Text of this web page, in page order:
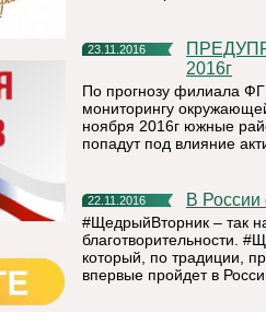
23.11.2016
ПРЕДУПРЕЖДЕНИЕ!!! ОЖИДАЕТСЯ ЦИКЛОН 25 ноября
2016г
По прогнозу филиала
мониторингу
ноября 2016г южные
попадут под влияние
22.11.2016 В
#ЩедрыйВторник – так
благотворительности.
который, по традиции,
впервые пройдет в